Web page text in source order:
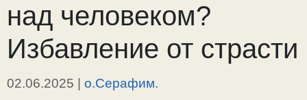
над человеком?
Избавление от страсти
02.06.2025 | о.Серафим.